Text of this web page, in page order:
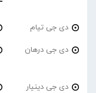
دی جی تیام
دی جی درهان
دی جی دینیار